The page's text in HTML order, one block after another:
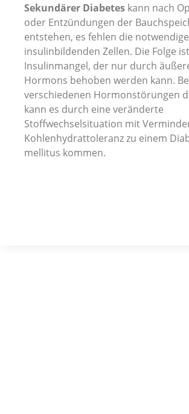
Sekundärer Diabetes kann nach
oder Entzündungen der
entstehen, es fehlen die
insulinbildenden Zellen. Die Folge
Insulinmangel, der nur durch
Hormons behoben werden kann.
verschiedenen Hormonstörungen
kann es durch eine veränderte
Stoffwechselsituation mit
Kohlenhydrattoleranz zu einem
mellitus kommen.